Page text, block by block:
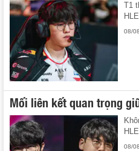
T1
08/
Mối liên kết quan trọng
08/